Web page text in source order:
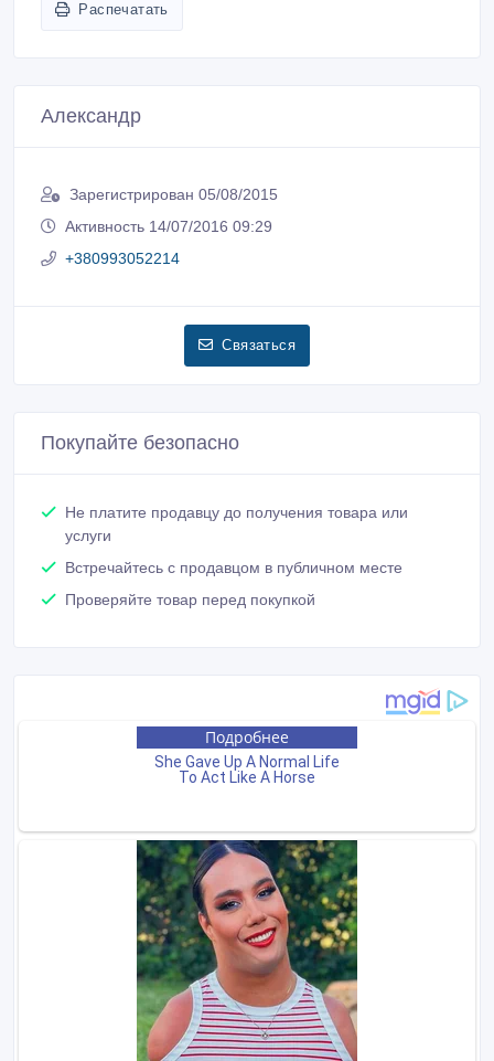
Распечатать
Александр
Зарегистрирован 05/08/2015
Активность 14/07/2016 09:29
+380993052214
Связаться
Покупайте безопасно
Не платите продавцу до получения товара или
услуги
Встречайтесь с продавцом в публичном месте
Проверяйте товар перед покупкой